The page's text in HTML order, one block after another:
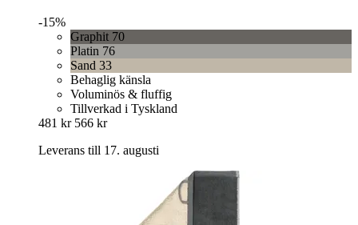
-15%
Graphit 70
Platin 76
Sand 33
Behaglig känsla
Voluminös & fluffig
Tillverkad i Tyskland
481 kr 566 kr
Leverans till 17. augusti